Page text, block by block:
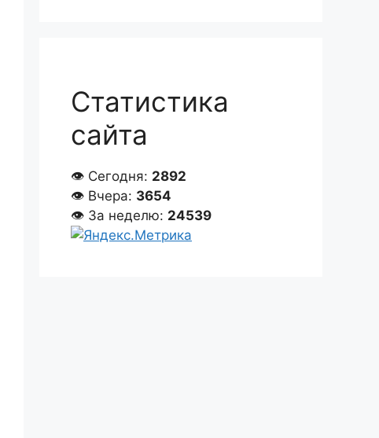
Статистика
сайта
👁 Сегодня: 2892
👁 Вчера: 3654
👁 За неделю: 24539